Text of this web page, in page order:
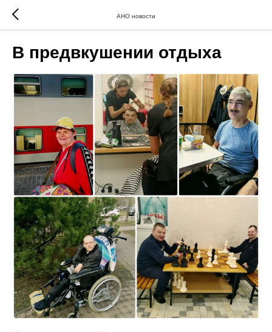
АНО новости
В предвкушении отдыха